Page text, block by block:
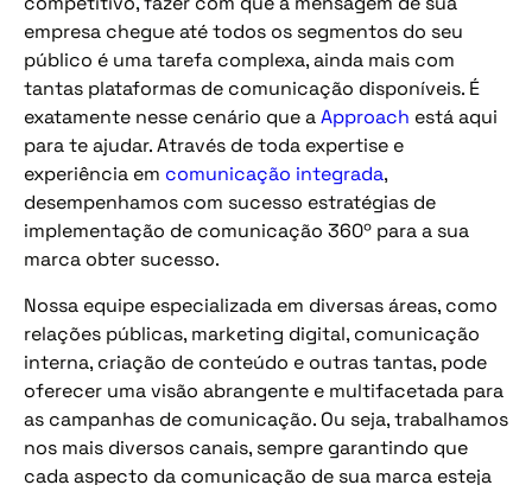
empresa chegue até todos os segmentos do seu
público é uma tarefa complexa, ainda mais com
tantas plataformas de comunicação disponíveis. É
exatamente nesse cenário que aApproach está aqui
para te ajudar. Através de toda expertise e
experiência em comunicação integrada,
desempenhamos com sucesso estratégias de
implementação de comunicação 360º para a sua
marca obter sucesso.
Nossa equipe especializada em diversas áreas, como
relações públicas, marketing digital, comunicação
interna, criação de conteúdo e outras tantas, pode
oferecer uma visão abrangente e multifacetada para
as campanhas de comunicação. Ou seja, trabalhamos
nos mais diversos canais, sempre garantindo que
cada aspecto da comunicação de sua marca esteja